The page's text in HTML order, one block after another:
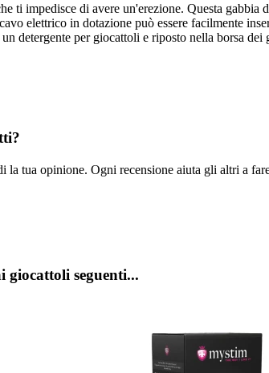
ti impedisce di avere un'erezione. Questa
elettrico in dotazione può essere facilmente
detergente per giocattoli e riposto nella borsa dei
tua opinione. Ogni recensione aiuta gli altri a
giocattoli seguenti...